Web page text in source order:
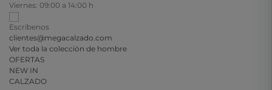
Viernes: 09:00 a 14:00 h
Escríbenos
clientes@megacalzado.com
Ver toda la colección de hombre
OFERTAS
NEW IN
CALZADO